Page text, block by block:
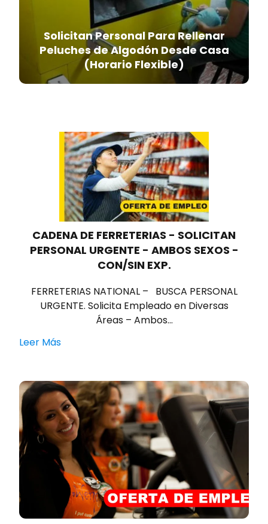
Solicitan Personal Para Rellenar
Peluches de Algodón Desde Casa
(Horario Flexible)
CADENA DE FERRETERIAS - SOLICITAN
PERSONAL URGENTE - AMBOS SEXOS -
CON/SIN EXP.
FERRETERIAS NATIONAL – BUSCA PERSONAL
URGENTE. Solicita Empleado en Diversas
Áreas – Ambos…
Leer Más